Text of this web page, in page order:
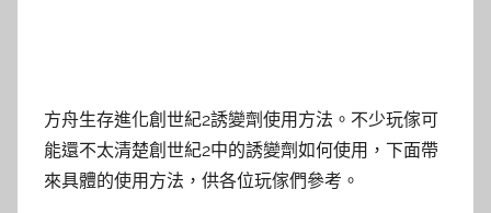
方舟生存進化創世紀2誘變劑使用方法。不少玩傢可
能還不太清楚創世紀2中的誘變劑如何使用，下面帶
來具體的使用方法，供各位玩傢們參考。